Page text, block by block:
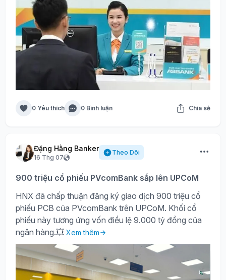
0 Yêu thích 0 Bình luận Chia sẻ
Đặng Hằng Banker
16 Thg 07
Theo Dõi
900 triệu cổ phiếu PVcomBank sắp lên UPCoM
HNX đã chấp thuận đăng ký giao dịch 900 triệu cổ
phiếu PCB của PVcomBank trên UPCoM. Khối cổ
phiếu này tương ứng vốn điều lệ 9.000 tỷ đồng của
ngân hàng.💥 Xem thêm